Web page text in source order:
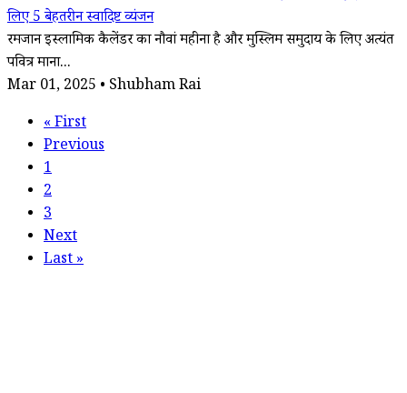
लिए 5 बेहतरीन स्वादिष्ट व्यंजन
रमजान इस्लामिक कैलेंडर का नौवां महीना है और मुस्लिम समुदाय के लिए अत्यंत
पवित्र माना...
Mar 01, 2025 • Shubham Rai
«First
Previous
1
2
3
Next
Last»